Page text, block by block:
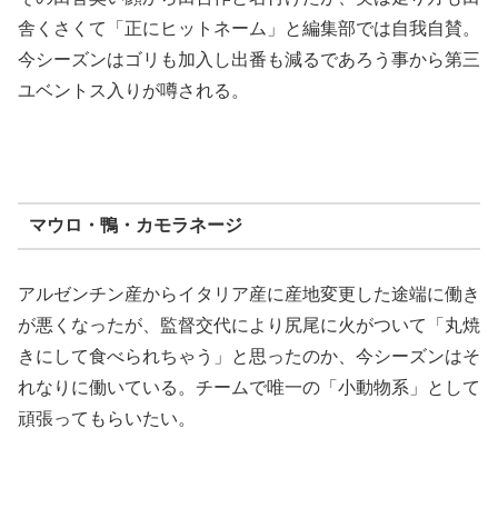
舎くさくて「正にヒットネーム」と編集部では自我自賛。
今シーズンはゴリも加入し出番も減るであろう事から第三
ユベントス入りが噂される。
マウロ・鴨・カモラネージ
アルゼンチン産からイタリア産に産地変更した途端に働き
が悪くなったが、監督交代により尻尾に火がついて「丸焼
きにして食べられちゃう」と思ったのか、今シーズンはそ
れなりに働いている。チームで唯一の「小動物系」として
頑張ってもらいたい。